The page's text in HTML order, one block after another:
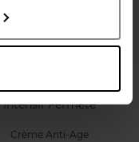
Perfection Soin Nuit
Intensif Fermeté
Crème Anti-Age